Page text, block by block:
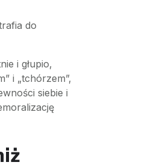
do
i głupio,
i „tchórzem”,
siebie i